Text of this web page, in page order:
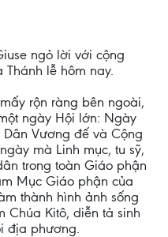
ngỏ lời với cộng
Thánh lễ hôm nay.
rộn ràng bên ngoài,
ngày Hội lớn: Ngày
Vương đế và Cộng
mà Linh mục, tu sỹ,
trong toàn Giáo phận
Mục Giáo phận của
thành hình ảnh sống
Chúa Kitô, diễn tả sinh
địa phương.